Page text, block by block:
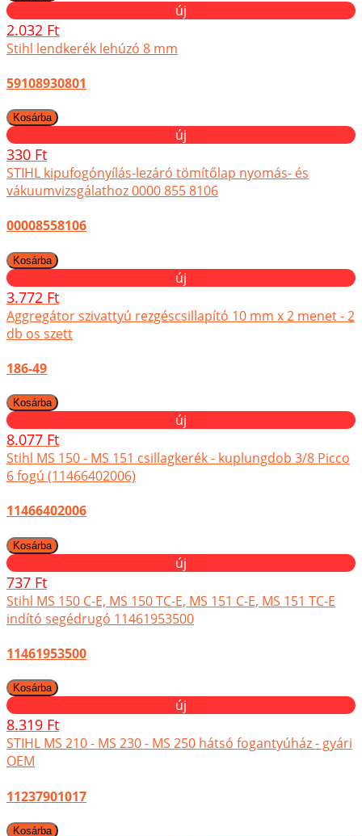
új
2.032 Ft
Stihl lendkerék lehúzó 8 mm
59108930801
új
330 Ft
STIHL kipufogónyílás-lezáró tömítőlap nyomás- és
vákuumvizsgálathoz 0000 855 8106
00008558106
új
3.772 Ft
Aggregátor szivattyú rezgéscsillapító 10 mm x 2 menet - 2
db os szett
186-49
új
8.077 Ft
Stihl MS 150 - MS 151 csillagkerék - kuplungdob 3/8 Picco
6 fogú (11466402006)
11466402006
új
737 Ft
Stihl MS 150 C-E, MS 150 TC-E, MS 151 C-E, MS 151 TC-E
indító segédrugó 11461953500
11461953500
új
8.319 Ft
STIHL MS 210 - MS 230 - MS 250 hátsó fogantyúház - gyári
OEM
11237901017